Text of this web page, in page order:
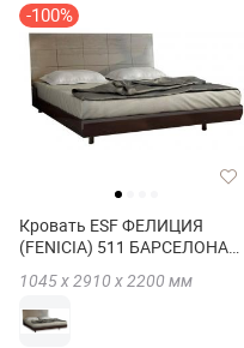
-100%
Кровать ESF ФЕЛИЦИЯ
(FENICIA) 511 БАРСЕЛОНА
1045 х2910 х2200 мм